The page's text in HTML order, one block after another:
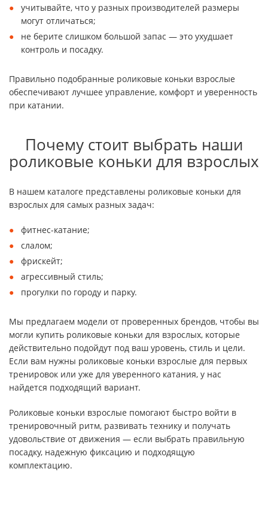
учитывайте, что у разных производителей размеры
могут отличаться;
не берите слишком большой запас — это ухудшает
контроль и посадку.
Правильно подобранные роликовые коньки взрослые
обеспечивают лучшее управление, комфорт и уверенность
при катании.
Почему стоит выбрать наши
роликовые коньки для взрослых
В нашем каталоге представлены роликовые коньки для
взрослых для самых разных задач:
фитнес-катание;
слалом;
фрискейт;
агрессивный стиль;
прогулки по городу и парку.
Мы предлагаем модели от проверенных брендов, чтобы вы
могли купить роликовые коньки для взрослых, которые
действительно подойдут под ваш уровень, стиль и цели.
Если вам нужны роликовые коньки взрослые для первых
тренировок или уже для уверенного катания, у нас
найдется подходящий вариант.
Роликовые коньки взрослые помогают быстро войти в
тренировочный ритм, развивать технику и получать
удовольствие от движения — если выбрать правильную
посадку, надежную фиксацию и подходящую
комплектацию.